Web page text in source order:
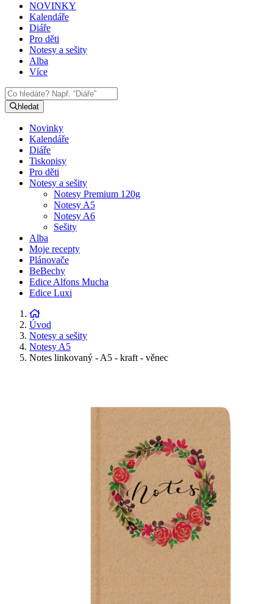
NOVINKY
Kalendáře
Diáře
Pro děti
Notesy a sešity
Alba
Více
hledat
Novinky
Kalendáře
Diáře
Tiskopisy
Pro děti
Notesy a sešity
Notesy Premium 120g
Notesy A5
Notesy A6
Sešity
Alba
Moje recepty
Plánovače
BeBechy
Edice Alfons Mucha
Edice Luxi
Úvod
Notesy a sešity
Notesy A5
Notes linkovaný - A5 - kraft - věnec